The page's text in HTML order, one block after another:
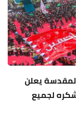
المقدسة يعلن
لجميع